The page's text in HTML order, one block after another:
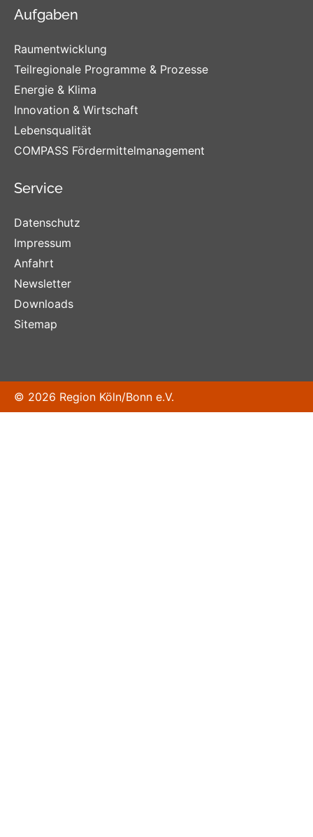
Aufgaben
Raumentwicklung
Teilregionale Programme & Prozesse
Energie & Klima
Innovation & Wirtschaft
Lebensqualität
COMPASS Fördermittelmanagement
Service
Datenschutz
Impressum
Anfahrt
Newsletter
Downloads
Sitemap
© 2026 Region Köln/Bonn e.V.